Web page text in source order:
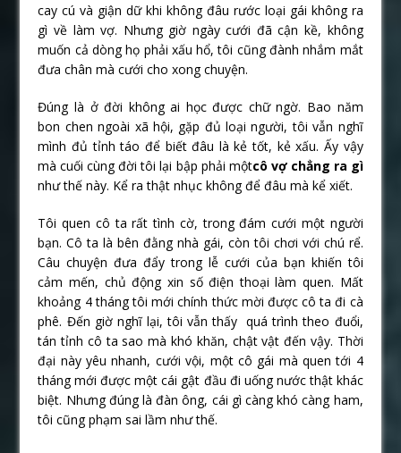
cay cú và giận dữ khi không đâu rước loại gái không ra
gì về làm vợ. Nhưng giờ ngày cưới đã cận kề, không
muốn cả dòng họ phải xấu hổ, tôi cũng đành nhắm mắt
đưa chân mà cưới cho xong chuyện.
Đúng là ở đời không ai học được chữ ngờ. Bao năm
bon chen ngoài xã hội, gặp đủ loại người, tôi vẫn nghĩ
mình đủ tỉnh táo để biết đâu là kẻ tốt, kẻ xấu. Ấy vậy
mà cuối cùng đời tôi lại bập phải mộtcô vợ chẳng ra gì
như thế này. Kể ra thật nhục không để đâu mà kể xiết.
Tôi quen cô ta rất tình cờ, trong đám cưới một người
bạn. Cô ta là bên đằng nhà gái, còn tôi chơi với chú rể.
Câu chuyện đưa đẩy trong lễ cưới của bạn khiến tôi
cảm mến, chủ động xin số điện thoại làm quen. Mất
khoảng 4 tháng tôi mới chính thức mời được cô ta đi cà
phê. Đến giờ nghĩ lại, tôi vẫn thấy quá trình theo đuổi,
tán tỉnh cô ta sao mà khó khăn, chật vật đến vậy. Thời
đại này yêu nhanh, cưới vội, một cô gái mà quen tới 4
tháng mới được một cái gật đầu đi uống nước thật khác
biệt. Nhưng đúng là đàn ông, cái gì càng khó càng ham,
tôi cũng phạm sai lầm như thế.